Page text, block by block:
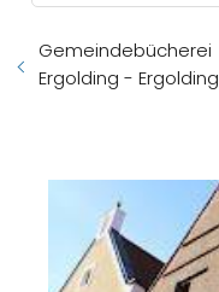
Gemeindebücherei
Ergolding - Ergolding